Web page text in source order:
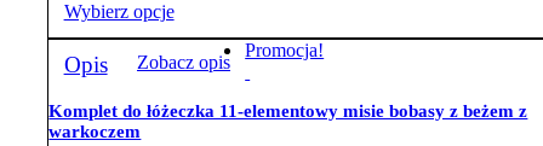
do
224,00zł
179,10zł
do
201,60zł
Wybierz opcje
Ten
produkt
wiele
wariantów.
Opis Zobacz opis
Promocja!
Komplet do łóżeczka 11-elementowy misie bobasy z beżem z
warkoczem